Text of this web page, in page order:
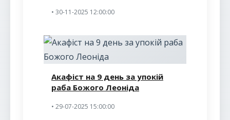
• 30-11-2025 12:00:00
Акафіст на 9 день за упокій
раба Божого Леоніда
• 29-07-2025 15:00:00